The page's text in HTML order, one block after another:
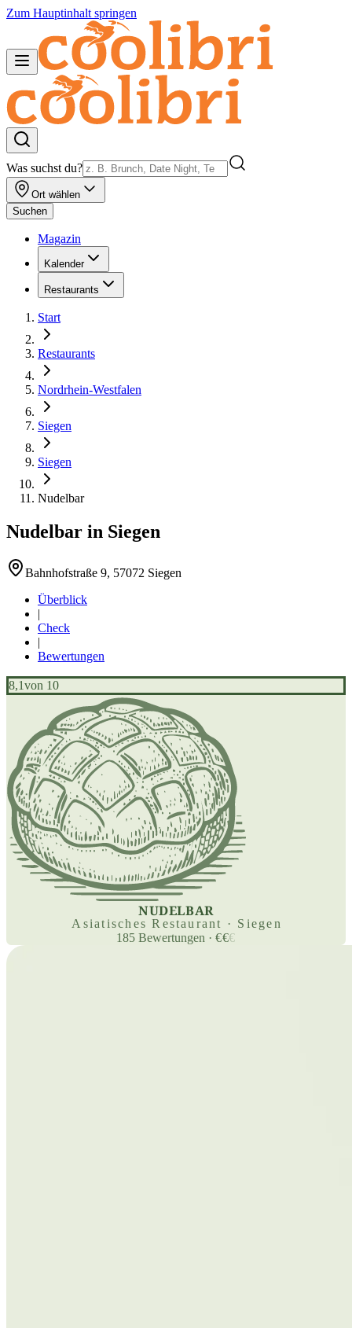
Zum Hauptinhalt springen
Was suchst du?
Ort wählen
Suchen
Magazin
Kalender
Restaurants
Start
Restaurants
Nordrhein-Westfalen
Siegen
Siegen
Nudelbar
Nudelbar in Siegen
Bahnhofstraße 9, 57072 Siegen
Überblick
|
Check
|
Bewertungen
8,1von 10
NUDELBAR
Asiatisches Restaurant · Siegen
185 Bewertungen ·€€€